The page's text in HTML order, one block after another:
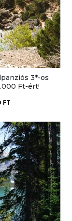
3*-os
Ft-ért!
FT